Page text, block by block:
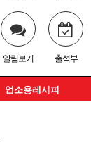
알림보기 출석부
업소용레시피